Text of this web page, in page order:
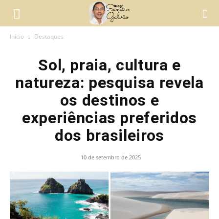
Início Destaques
Sol, praia, cultura e
natureza: pesquisa revela
os destinos e
experiências preferidos
dos brasileiros
10 de setembro de 2025